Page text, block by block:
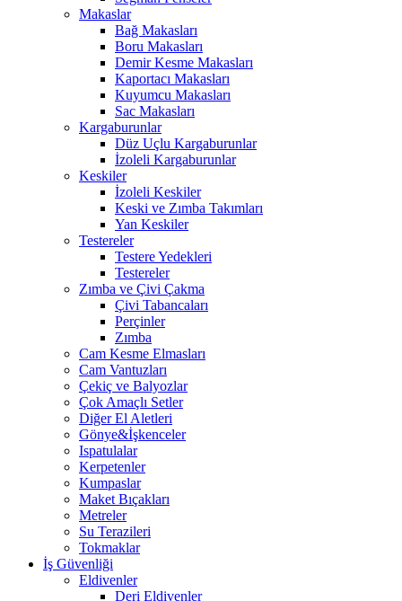
Makaslar
Bağ Makasları
Boru Makasları
Demir Kesme Makasları
Kaportacı Makasları
Kuyumcu Makasları
Sac Makasları
Kargaburunlar
Düz Uçlu Kargaburunlar
İzoleli Kargaburunlar
Keskiler
İzoleli Keskiler
Keski ve Zımba Takımları
Yan Keskiler
Testereler
Testere Yedekleri
Testereler
Zımba ve Çivi Çakma
Çivi Tabancaları
Perçinler
Zımba
Cam Kesme Elmasları
Cam Vantuzları
Çekiç ve Balyozlar
Çok Amaçlı Setler
Diğer El Aletleri
Gönye&İşkenceler
Ispatulalar
Kerpetenler
Kumpaslar
Maket Bıçakları
Metreler
Su Terazileri
Tokmaklar
İş Güvenliği
Eldivenler
Deri Eldivenler